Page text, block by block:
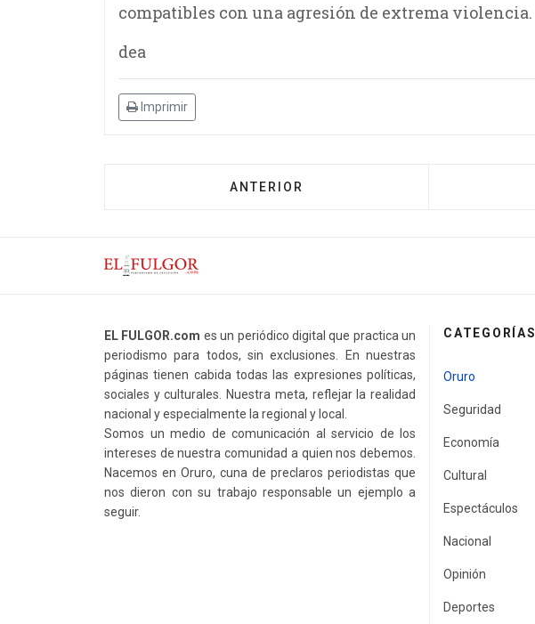
compatibles con una agresión de extrema violencia.
dea
Imprimir
ANTERIOR
EL FULGOR.com es un periódico digital que practica un
periodismo para todos, sin exclusiones. En nuestras
páginas tienen cabida todas las expresiones políticas,
sociales y culturales. Nuestra meta, reflejar la realidad
nacional y especialmente la regional y local.
Somos un medio de comunicación al servicio de los
intereses de nuestra comunidad a quien nos debemos.
Nacemos en Oruro, cuna de preclaros periodistas que
nos dieron con su trabajo responsable un ejemplo a
seguir.
CATEGORÍAS
Oruro
Seguridad
Economía
Cultural
Espectáculos
Nacional
Opinión
Deportes